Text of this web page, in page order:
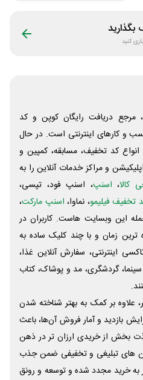
بگذارید
کنید
دریافت رایگان کوپن و کد
و‌ کارهای اینترنتی است. در حال
کد تخفیف، مسابقه، کمپین و
و مراکز خدمات آنلاین را به
کالا، اسنپ، اسنپ فود، تپسی،
تخفیف فیلیمو، نماوا، اسنپ مارکت،
این وبسایت ‌هاست. کاربران در
ترین زمان و با چند کلیک ساده به
اینترنتی، سفارش آنلاین غذا،
گردشگری، مد و پوشاک، کتاب
علاوه بر کمک به بهتر شناخته شدن
بازدید و آمار فروش آن‌ها، باعث
بخش از خریدی ارزان تر در ذهن
های تبلیغی و تخفیفی ضمن جذب
به خرید مجدد شده و توسعه و رونق